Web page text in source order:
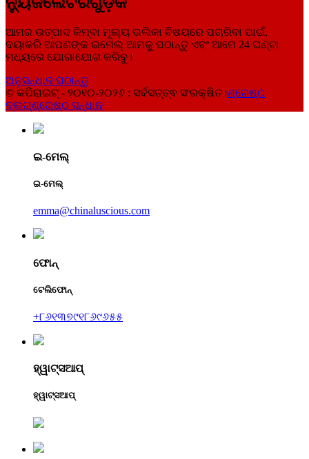
ଆମର ଉତ୍ପାଦ କିମ୍ବା ମୂଲ୍ୟ ତାଲିକା ବିଷୟରେ ପଚାରିବା ପାଇଁ,
ଦୟାକରି ଆପଣଙ୍କ ଇମେଲ୍ ଆମକୁ ପଠାନ୍ତୁ ଏବଂ ଆମେ 24 ଘଣ୍ଟା
ମଧ୍ୟରେ ଯୋଗାଯୋଗ କରିବୁ।
ଅନୁସନ୍ଧାନ ପଠାନ୍ତୁ
© କପିରାଇଟ୍ - ୨୦୧୦-୨୦୨୬ : ସର୍ବସତ୍ତ୍ଵ ସଂରକ୍ଷିତ।ଶ୍ରେଷ୍ଠ
ବ୍ଲଗ୍ଶ୍ରେଷ୍ଠ ସନ୍ଧାନ
ଇ-ମେଲ୍
ଇ-ମେଲ୍
emma@chinaluscious.com
ଫୋନ୍
ଟେଲିଫୋନ୍
+୮୬୧୩୭୯୧୮୬୯୬୫୫
ହ୍ୱାଟ୍ସଆପ୍
ହ୍ୱାଟ୍ସଆପ୍